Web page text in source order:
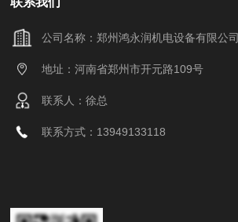
公司名称：郑州鸿永润机电设备有限公司
地址：河南省郑州市开元路109号
联系人：徐总
联系方式：13949133118